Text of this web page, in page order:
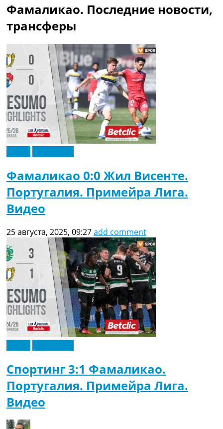
Фамаликао. Последние новости,
трансферы
Фамаликао 0:0 Жил Висенте.
Португалия. Примейра Лига.
Видео
25 августа, 2025, 09:27add comment
Спортинг 3:1 Фамаликао.
Португалия. Примейра Лига.
Видео